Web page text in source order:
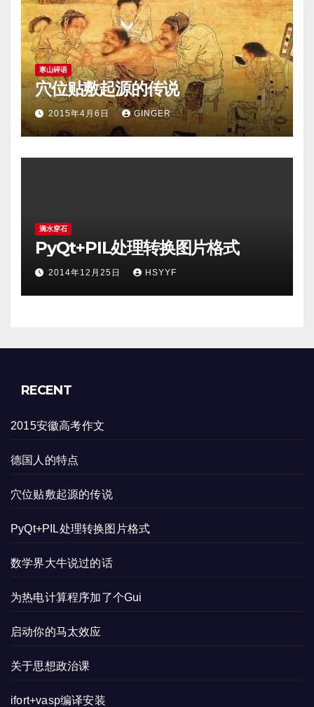
寒山碎语
穴位贴敷起源的传说
2015年4月6日 GINGER
滴水穿石
PyQt+PIL处理转换图片格式
2014年12月25日 HSYYF
RECENT
2015安徽高考作文
德国人的特点
穴位贴敷起源的传说
PyQt+PIL处理转换图片格式
数学界大牛说过的话
为热电计算程序加了个Gui
启动你的马太效应
关于思想政治课
ifort+vasp编译安装